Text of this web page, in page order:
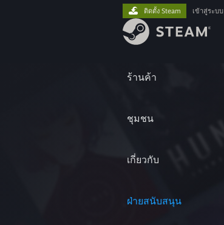
ร้านค้า
ชุมชน
เกี่ยวกับ
ฝ่ายสนับสนุน
ติดตั้ง Steam เข้าสู่ระบบ